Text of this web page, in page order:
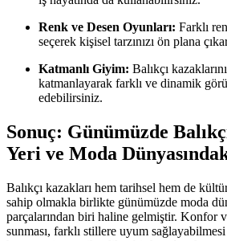
Renk ve Desen Oyunları: Farklı
seçerek kişisel tarzınızı ön plana
Katmanlı Giyim: Balıkçı
katmanlayarak farklı ve dinamik
edebilirsiniz.
Sonuç: Günümüzde
Yeri ve Moda
Balıkçı kazakları hem tarihsel hem de
sahip olmakla birlikte günümüzde moda
parçalarından biri haline gelmiştir. Konfor
sunması, farklı stillere uyum sağlayabilmesi